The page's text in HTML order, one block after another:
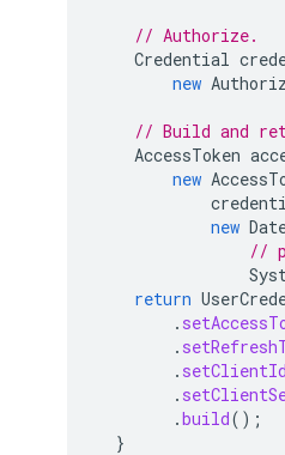
// Authorize.
Credential
new
// Build and
AccessToken
new
new
//
return
.
.
. setClientId
.
.build();
}